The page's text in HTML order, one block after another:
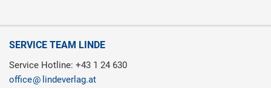
SERVICE TEAM LINDE
Service Hotline: +43 1 24 630
office
lindeverlag.at